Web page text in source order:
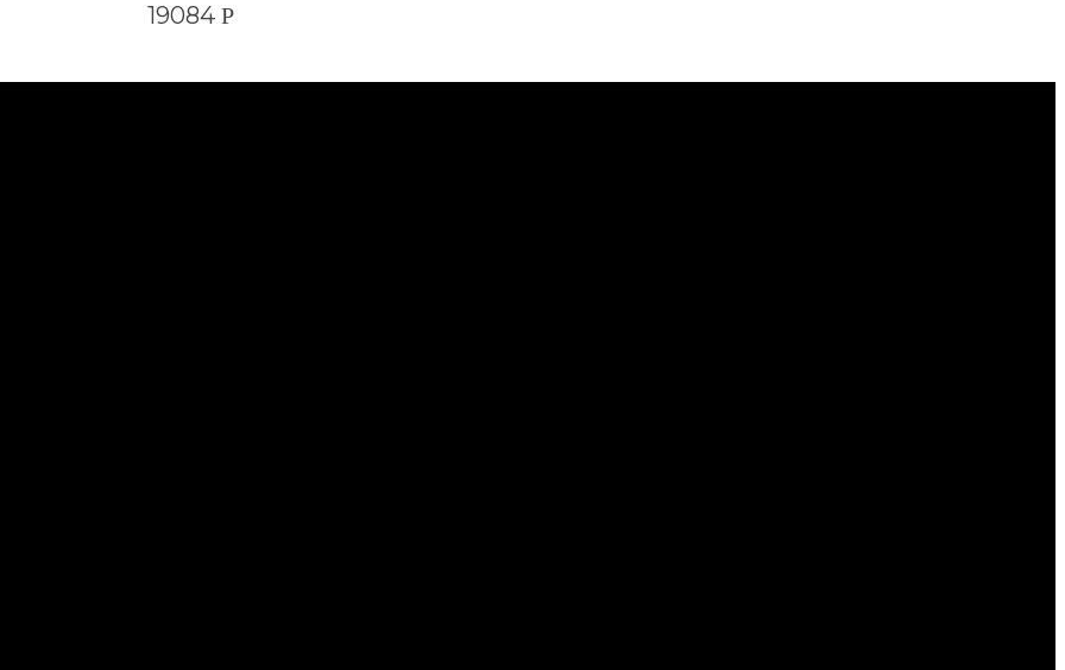
19084 Р